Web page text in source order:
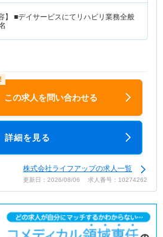
】 ■デイサービスにてリハビリ業務全般
この求人を問い合わせる
詳細を見る
株式会社ライフアップの求人一覧
更新日：2026/08/06 求人番号：10274262